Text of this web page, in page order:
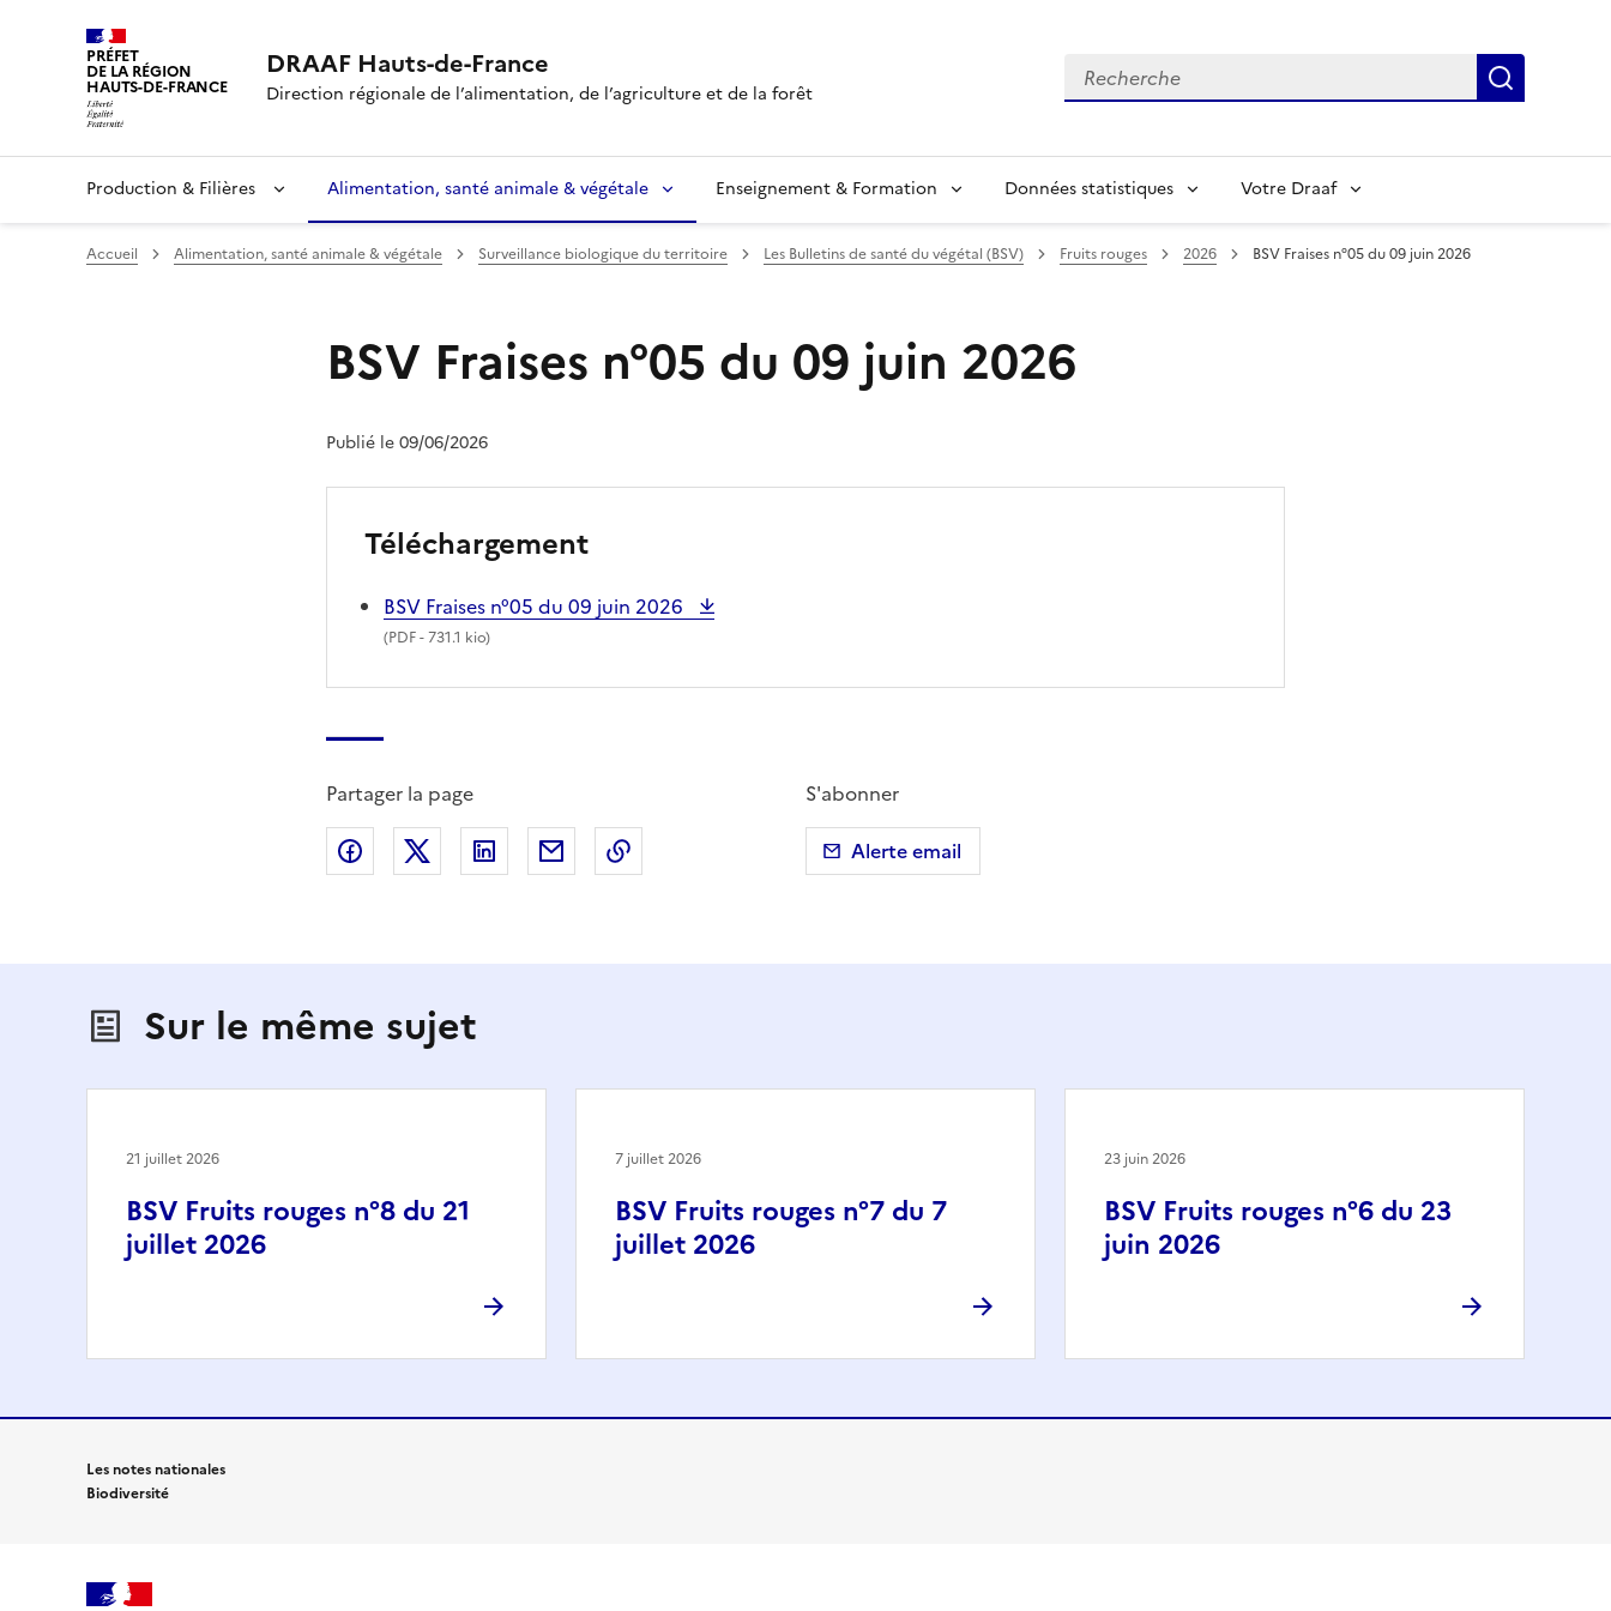
PRÉFET
DE LA RÉGION
HAUTS-DE-FRANCE
DRAAF Hauts-de-France
Direction régionale de l’alimentation, de l’agriculture et de la forêt
Recherche
Production & Filières Alimentation, santé animale & végétale Enseignement & Formation Données statistiques Votre Draaf
Accueil Alimentation, santé animale & végétale Surveillance biologique du territoire Les Bulletins de santé du végétal (BSV) Fruits rouges 2026 BSV Fraises n°05 du 09 juin 2026
BSV Fraises n°05 du 09 juin 2026
Publié le 09/06/2026
Téléchargement
BSV Fraises n°05 du 09 juin 2026
(PDF- 731.1 kio)
Partager la page
Partager sur Facebook
Partager sur X (anciennement Twitter)
Partager sur LinkedIn
Partager par emailCopier dans le presse-papier
S'abonner
Alerte email
Sur le même sujet
BSV Fruits rouges n°8 du 21
juillet 2026
21 juillet 2026
BSV Fruits rouges n°7 du 7
juillet 2026
7 juillet 2026
BSV Fruits rouges n°6 du 23
juin 2026
23 juin 2026
Les notes nationales
Biodiversité